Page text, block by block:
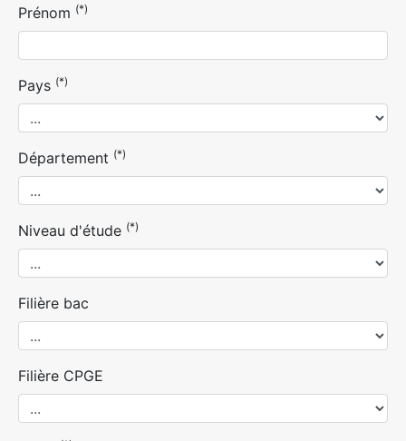
Prénom (*)
Pays (*)
Département (*)
Niveau d'étude (*)
Filière bac
Filière CPGE